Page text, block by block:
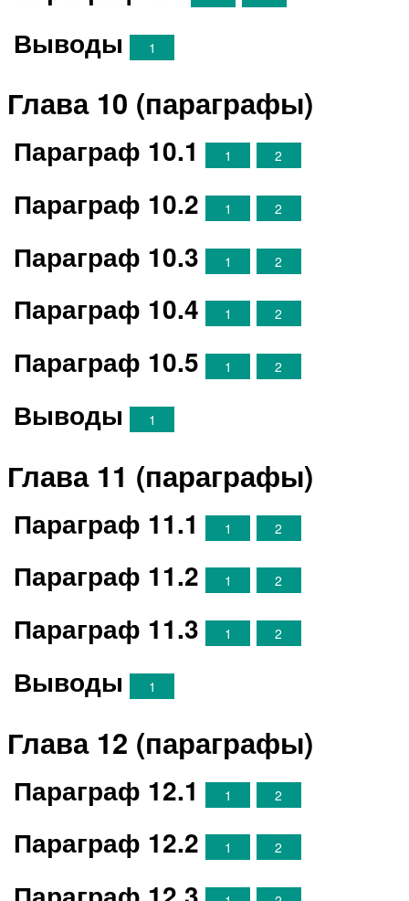
Выводы 1
Глава 10 (параграфы)
Параграф 10.1 1 2
Параграф 10.2 1 2
Параграф 10.3 1 2
Параграф 10.4 1 2
Параграф 10.5 1 2
Выводы 1
Глава 11 (параграфы)
Параграф 11.1 1 2
Параграф 11.2 1 2
Параграф 11.3 1 2
Выводы 1
Глава 12 (параграфы)
Параграф 12.1 1 2
Параграф 12.2 1 2